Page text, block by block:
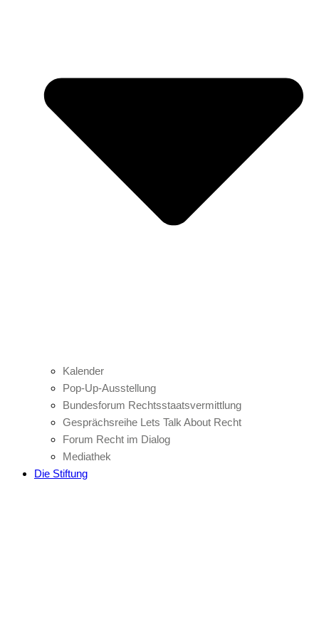
Kalender
Pop-Up-Ausstellung
Bundesforum Rechtsstaatsvermittlung
Gesprächsreihe Lets Talk About Recht
Forum Recht im Dialog
Mediathek
Die Stiftung